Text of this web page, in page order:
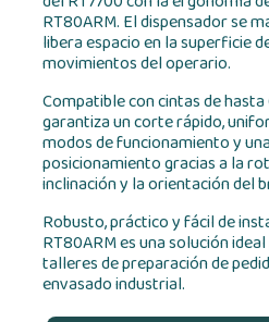
RT80ARM. El dispensador se
libera espacio en la superficie
movimientos del operario.
Compatible con cintas de
garantiza un corte rápido,
modos de funcionamiento y
posicionamiento gracias a la
inclinación y la orientación del
Robusto, práctico y fácil de
RT80ARM es una solución
talleres de preparación de
envasado industrial.